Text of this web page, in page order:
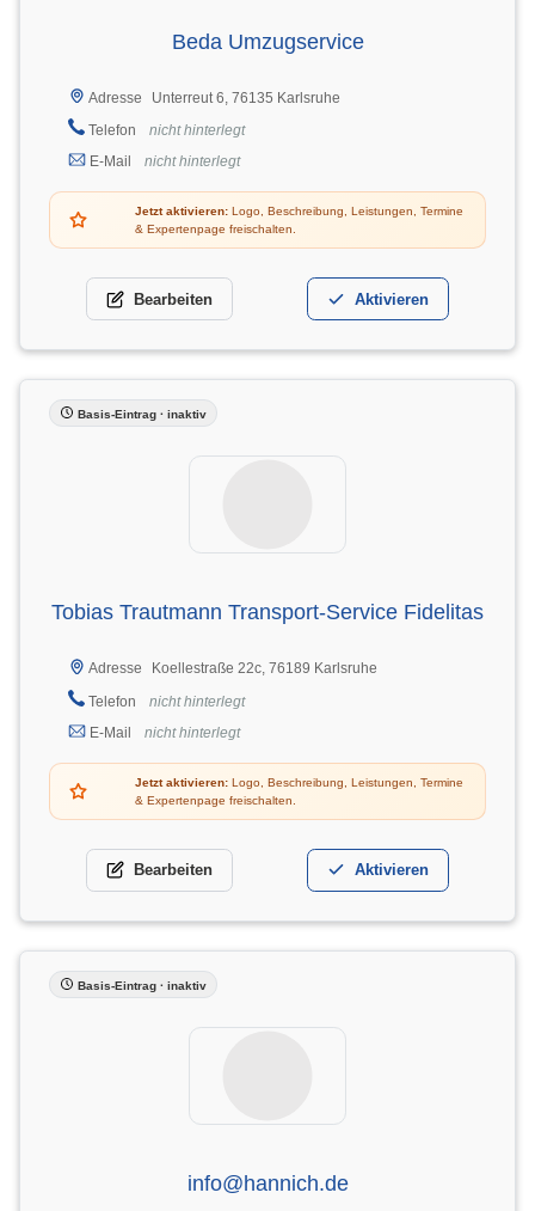
Beda Umzugservice
Adresse
Unterreut 6, 76135 Karlsruhe
Telefon
nicht hinterlegt
E-Mail
nicht hinterlegt
Jetzt aktivieren: Logo, Beschreibung, Leistungen, Termine
& Expertenpage freischalten.
Bearbeiten Aktivieren
Basis-Eintrag · inaktiv
Tobias Trautmann Transport-Service Fidelitas
Adresse
Koellestraße 22c, 76189 Karlsruhe
Telefon
nicht hinterlegt
E-Mail
nicht hinterlegt
Jetzt aktivieren: Logo, Beschreibung, Leistungen, Termine
& Expertenpage freischalten.
Bearbeiten Aktivieren
Basis-Eintrag · inaktiv
info@hannich.de